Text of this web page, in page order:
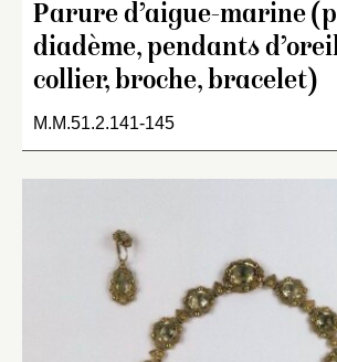
Parure d’aigue-marine
diadème, pendants
collier, broche, bracelet)
M.M.51.2.141-145